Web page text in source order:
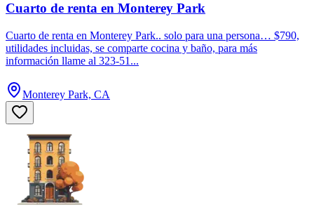
Cuarto de renta en Monterey Park
Cuarto de renta en Monterey Park.. solo para una persona… $790,
utilidades incluidas, se comparte cocina y baño, para más
información llame al 323-51...
Monterey Park, CA